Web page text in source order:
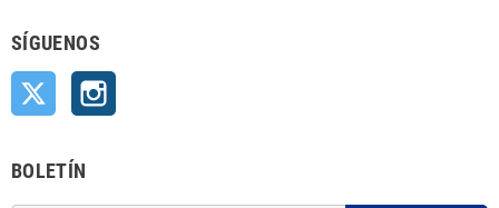
SÍGUENOS
Twitter
BOLETÍN